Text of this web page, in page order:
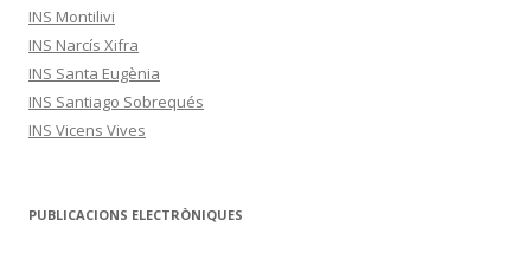
INS Montilivi
INS Narcís Xifra
INS Santa Eugènia
INS Santiago Sobrequés
INS Vicens Vives
PUBLICACIONS ELECTRÒNIQUES